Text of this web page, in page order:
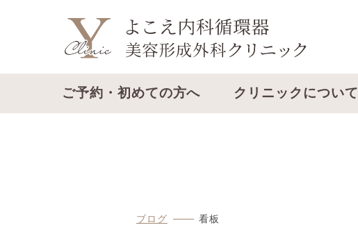
ご予約・初めての方へ クリニックについて
ブログ 看板